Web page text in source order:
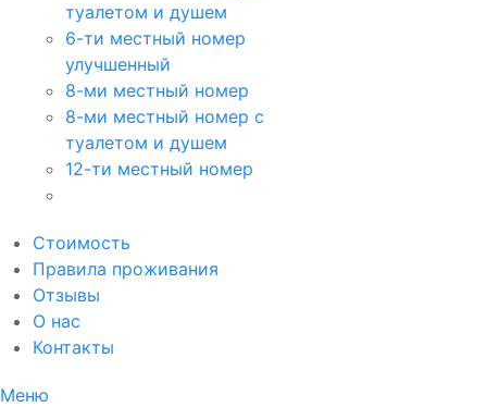
туалетом и душем
6-ти местный номер
улучшенный
8-ми местный номер
8-ми местный номер с
туалетом и душем
12-ти местный номер
Стоимость
Правила проживания
Отзывы
О нас
Контакты
Меню